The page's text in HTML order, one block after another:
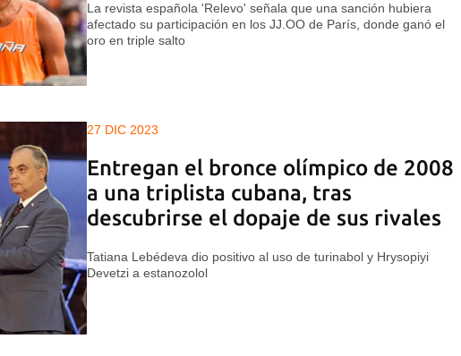
La revista española 'Relevo' señala que una sanción hubiera
afectado su participación en los JJ.OO de París, donde ganó el
oro en triple salto
27 DIC 2023
Entregan el bronce olímpico de 2008
a una triplista cubana, tras
descubrirse el dopaje de sus rivales
Tatiana Lebédeva dio positivo al uso de turinabol y Hrysopiyi
Devetzi a estanozolol